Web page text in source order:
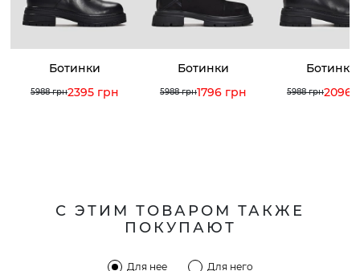
Ботинки
5988 грн2395 грн
Ботинки
5988 грн1796 грн
Ботинки
5988 грн2096
С ЭТИМ ТОВАРОМ ТАКЖЕ
ПОКУПАЮТ
Для нее Для него